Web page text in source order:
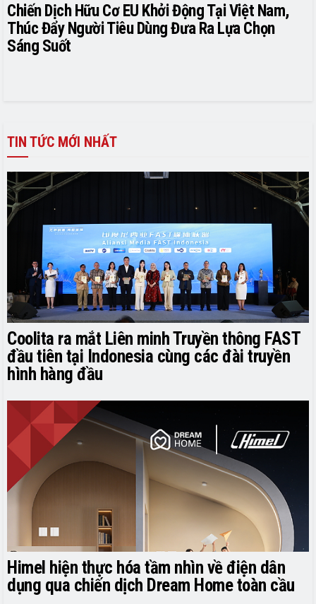
Chiến Dịch Hữu Cơ EU Khởi Động Tại Việt Nam,
Thúc Đẩy Người Tiêu Dùng Đưa Ra Lựa Chọn
Sáng Suốt
TIN TỨC MỚI NHẤT
Coolita ra mắt Liên minh Truyền thông FAST
đầu tiên tại Indonesia cùng các đài truyền
hình hàng đầu
Himel hiện thực hóa tầm nhìn về điện dân
dụng qua chiến dịch Dream Home toàn cầu